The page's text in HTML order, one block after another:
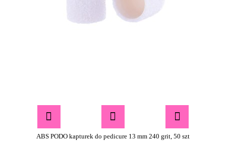
ABS PODO kapturek do pedicure 13 mm 240 grit, 50 szt